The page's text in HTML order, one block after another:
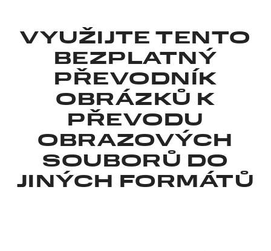
VYUŽIJTE TENTO
BEZPLATNÝ
PŘEVODNÍK
OBRÁZKŮ K
PŘEVODU
OBRAZOVÝCH
SOUBORŮ DO
JINÝCH FORMÁTŮ